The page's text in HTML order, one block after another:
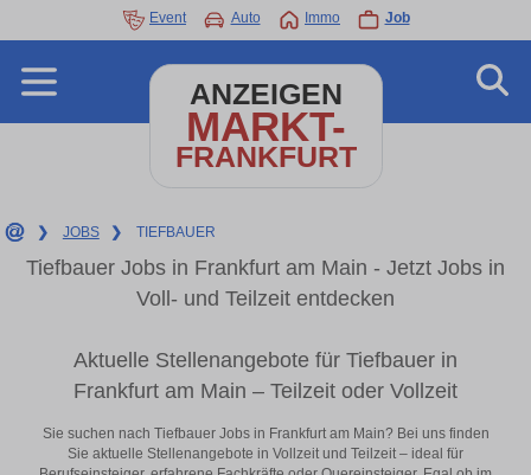
Event Auto Immo Job
ANZEIGEN
MARKT-
FRANKFURT
❯ JOBS ❯ TIEFBAUER
Tiefbauer Jobs in Frankfurt am Main - Jetzt Jobs in
Voll- und Teilzeit entdecken
Aktuelle Stellenangebote für Tiefbauer in
Frankfurt am Main – Teilzeit oder Vollzeit
Sie suchen nach Tiefbauer Jobs in Frankfurt am Main? Bei uns finden
Sie aktuelle Stellenangebote in Vollzeit und Teilzeit – ideal für